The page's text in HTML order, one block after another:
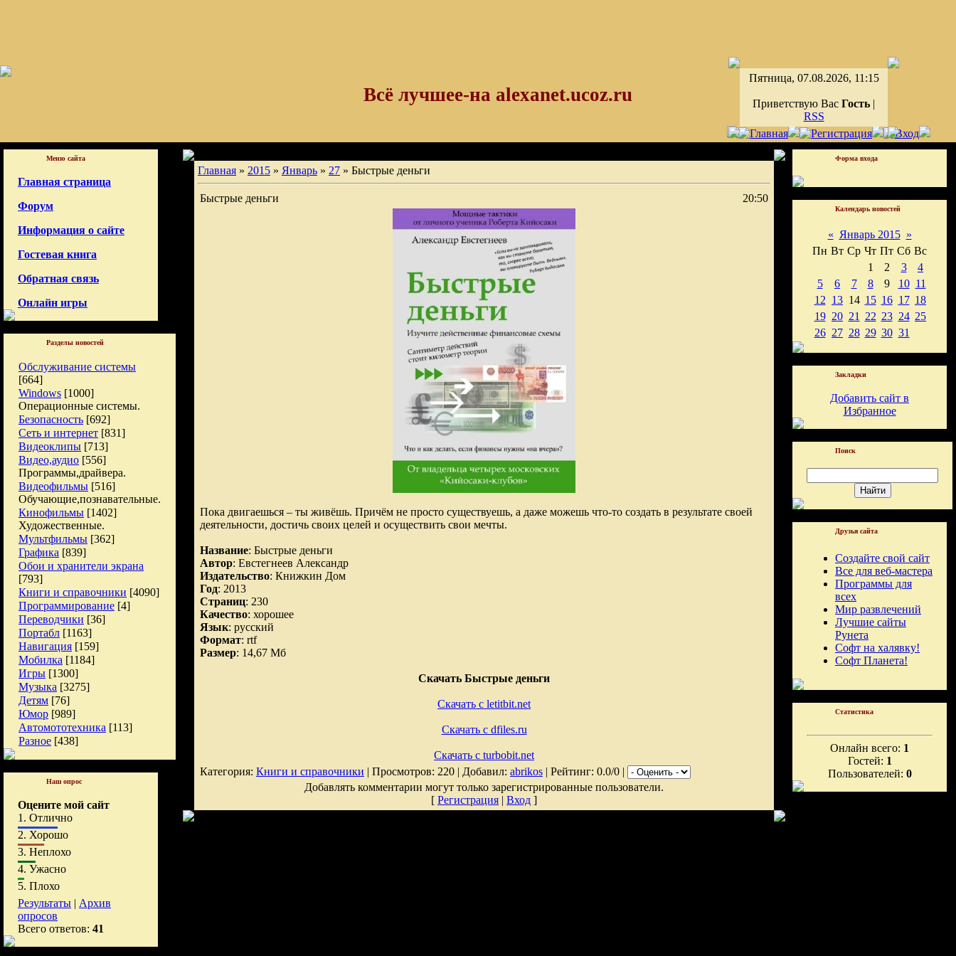
Пятница, 07.08.2026, 11:15
Приветствую Вас Гость |
RSS
Всё лучшее-на alexanet.ucoz.ru
Меню сайта
Главная страница
Форум
Информация о сайте
Гостевая книга
Обратная связь
Онлайн игры
Разделы новостей
Обслуживание системы
[664]
Windows [1000]
Операционные системы.
Безопасность [692]
Сеть и интернет [831]
Видеоклипы [713]
Видео,аудио [556]
Программы,драйвера.
Видеофильмы [516]
Обучающие,познавательные.
Кинофильмы [1402]
Художественные.
Мультфильмы [362]
Графика [839]
Обои и хранители экрана
[793]
Книги и справочники [4090]
Программирование [4]
Переводчики [36]
Портабл [1163]
Навигация [159]
Мобилка [1184]
Игры [1300]
Музыка [3275]
Детям [76]
Юмор [989]
Автомототехника [113]
Разное [438]
Наш опрос
Оцените мой сайт
1. Отлично
2. Хорошо
3. Неплохо
4. Ужасно
5. Плохо
Результаты | Архив
опросов
Всего ответов: 41
Главная » 2015 » Январь » 27 » Быстрые деньги
Быстрые деньги 20:50
Пока двигаешься – ты живёшь. Причём не просто существуешь, а даже можешь что-то создать в результате своей
деятельности, достичь своих целей и осуществить свои мечты.
Название: Быстрые деньги
Автор: Евстегнеев Александр
Издательство: Книжкин Дом
Год: 2013
Страниц: 230
Качество: хорошее
Язык: русский
Формат: rtf
Размер: 14,67 Мб
Скачать Быстрые деньги
Скачать с letitbit.net
Скачать с dfiles.ru
Скачать с turbobit.net
Категория: Книги и справочники | Просмотров: 220 | Добавил: abrikos | Рейтинг: 0.0/0 |
Добавлять комментарии могут только зарегистрированные пользователи.
[ Регистрация | Вход ]
Форма входа
Календарь новостей
« Январь 2015 »
Пн Вт Ср Чт Пт Сб Вс
1
2 3
4
5
6 7 8 9 10 11
12 13 14 15 16 17 18
19 20 21 22 23 24 25
26 27 28 29 30 31
Закладки
Добавить сайт в
Избранное
Поиск
Друзья сайта
Создайте свой сайт
Все для веб-мастера
Программы для
всех
Мир развлечений
Лучшие сайты
Рунета
Софт на халявку!
Софт Планета!
Статистика
Онлайн всего: 1
Гостей: 1
Пользователей: 0